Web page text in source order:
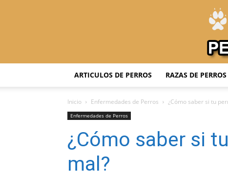
ARTICULOS DE PERROS RAZAS DE PERROS
Inicio Enfermedades de Perros ¿Cómo saber si tu
Enfermedades de Perros
¿Cómo saber si
mal?